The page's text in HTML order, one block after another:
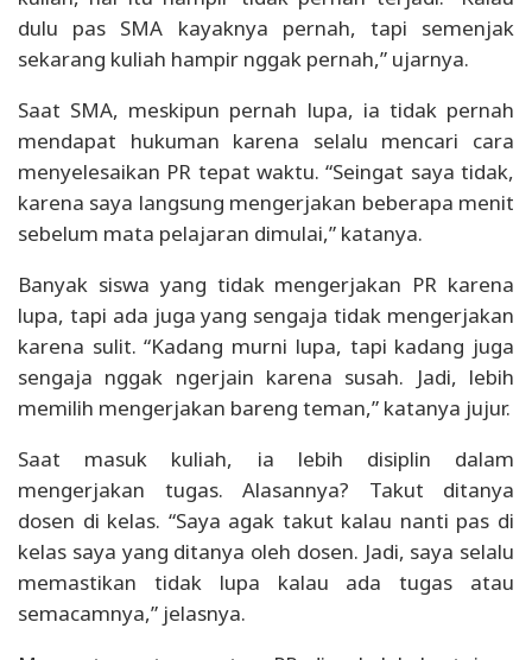
dulu pas SMA kayaknya pernah, tapi semenjak
sekarang kuliah hampir nggak pernah,” ujarnya.
Saat SMA, meskipun pernah lupa, ia tidak pernah
mendapat hukuman karena selalu mencari cara
menyelesaikan PR tepat waktu. “Seingat saya tidak,
karena saya langsung mengerjakan beberapa menit
sebelum mata pelajaran dimulai,” katanya.
Banyak siswa yang tidak mengerjakan PR karena
lupa, tapi ada juga yang sengaja tidak mengerjakan
karena sulit. “Kadang murni lupa, tapi kadang juga
sengaja nggak ngerjain karena susah. Jadi, lebih
memilih mengerjakan bareng teman,” katanya jujur.
Saat masuk kuliah, ia lebih disiplin dalam
mengerjakan tugas. Alasannya? Takut ditanya
dosen di kelas. “Saya agak takut kalau nanti pas di
kelas saya yang ditanya oleh dosen. Jadi, saya selalu
memastikan tidak lupa kalau ada tugas atau
semacamnya,” jelasnya.